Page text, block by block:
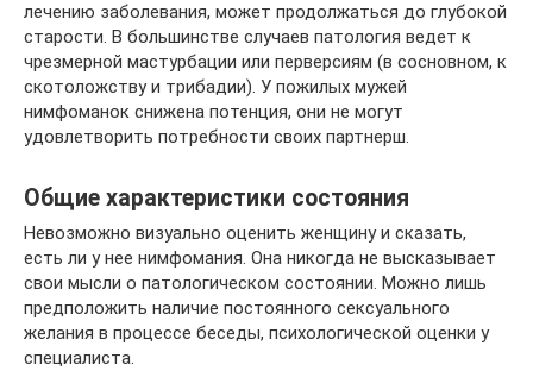
лечению заболевания, может продолжаться до глубокой
старости. В большинстве случаев патология ведет к
чрезмерной мастурбации или перверсиям (в сосновном, к
скотоложству и трибадии). У пожилых мужей
нимфоманок снижена потенция, они не могут
удовлетворить потребности своих партнерш.
Общие характеристики состояния
Невозможно визуально оценить женщину и сказать,
есть ли у нее нимфомания. Она никогда не высказывает
свои мысли о патологическом состоянии. Можно лишь
предположить наличие постоянного сексуального
желания в процессе беседы, психологической оценки у
специалиста.